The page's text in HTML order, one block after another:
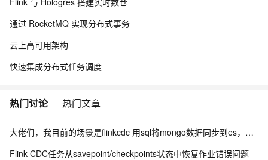
通过 RocketMQ 实现分布式事务
云上高可用架构
快速集成分布式任务调度
热门讨论 热门文章
大佬们，我目前的场景是flinkcdc 用sql将mongo数据同步到es，有人做过这样的场景吗？
Flink CDC任务从savepoint/checkpoints状态中恢复作业错误问题